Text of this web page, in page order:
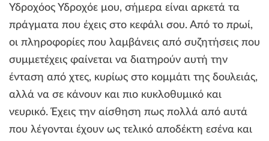
Υδροχόος Υδροχόε μου, σήμερα είναι αρκετά τα
πράγματα που έχεις στο κεφάλι σου. Από το πρωί,
οι πληροφορίες που λαμβάνεις από συζητήσεις που
συμμετέχεις φαίνεται να διατηρούν αυτή την
ένταση από χτες, κυρίως στο κομμάτι της δουλειάς,
αλλά να σε κάνουν και πιο κυκλοθυμικό και
νευρικό. Έχεις την αίσθηση πως πολλά από αυτά
που λέγονται έχουν ως τελικό αποδέκτη εσένα και